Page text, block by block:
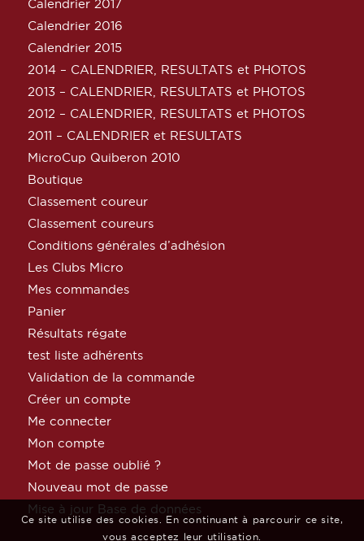
Calendrier 2017
Calendrier 2016
Calendrier 2015
2014 – CALENDRIER, RESULTATS et PHOTOS
2013 – CALENDRIER, RESULTATS et PHOTOS
2012 – CALENDRIER, RESULTATS et PHOTOS
2011 – CALENDRIER et RESULTATS
MicroCup Quiberon 2010
Boutique
Classement coureur
Classement coureurs
Conditions générales d’adhésion
Les Clubs Micro
Mes commandes
Panier
Résultats régate
test liste adhérents
Validation de la commande
Créer un compte
Me connecter
Mon compte
Mot de passe oublié ?
Nouveau mot de passe
Mise à jour Base de données
Ce site utilise des cookies. En continuant à parcourir ce site,
vous acceptez leur utilisation.